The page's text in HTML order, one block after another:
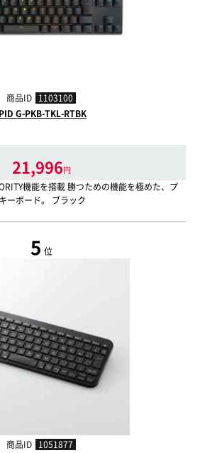
商品ID 1103100
G-PKB-TKL-RTBK
21,996円
機能を搭載 勝つための機能を極めた、プ
ーボード。 ブラック
5 位
商品ID 1051877